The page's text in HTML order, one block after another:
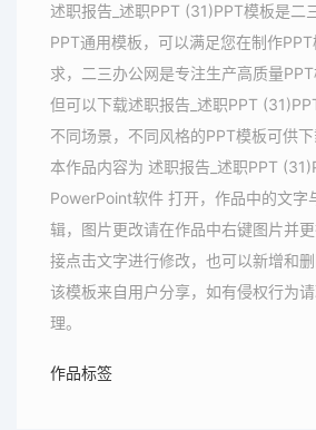
述职报告_述职PPT (31)PPT模板是二
PPT通用模板，可以满足您在制作
求，二三办公网是专注生产高质量
但可以下载述职报告_述职PPT
不同场景，不同风格的PPT模板可供下
本作品内容为 述职报告_述职PPT
PowerPoint软件 打开，作品中的文字
辑，图片更改请在作品中右键图片并
接点击文字进行修改，也可以新增和删
该模板来自用户分享，如有侵权行为
理。
作品标签